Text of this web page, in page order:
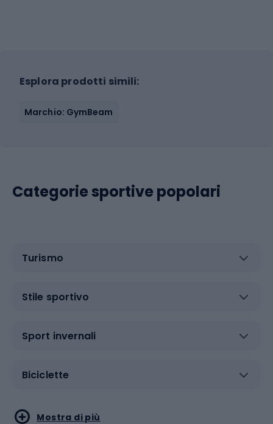
Esplora prodotti simili:
Marchio: GymBeam
Categorie sportive popolari
Turismo
Stile sportivo
Sport invernali
Biciclette
Sport acquatici
Sport di arti marziali
Mostra di più